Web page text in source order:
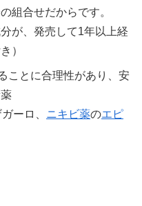
組合せだからです。
が、発売して1年以上経
）
ことに合理性があり、安
ーロ、 ニキビ薬のエピ